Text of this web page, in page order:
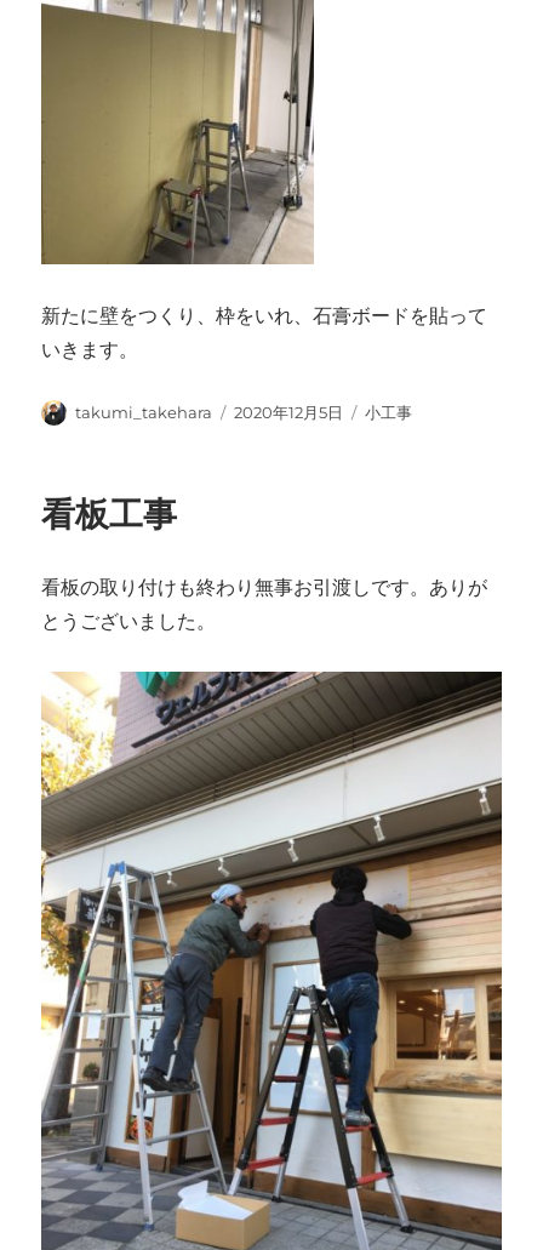
新たに壁をつくり、枠をいれ、石膏ボードを貼って
いきます。
投
takumi_takehara
投
2020年12月5日
カ
小工事
看板工事
看板の取り付けも終わり無事お引渡しです。ありが
とうございました。